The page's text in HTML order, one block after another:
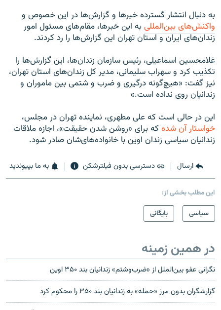
به دنبال انتشار گسترده خبر‌ها و گزارش‌ها در این خصوص و
واکنش‌های بین‌المللیبه این خبر‌ها، مقام‌های مسئول امور
زندان‌های ایران و استان تهران این گزارش‌ها را رد کردند.
غلامحسین اسماعیلی، رئیس سازمان زندان‌ها، این گزارش‌ها را
تکذیب کرد و سهراب سلیمانی، مدیر کل زندان‌های استان تهران،
نیز گفت: «هیچ‌گونه درگیری و ضرب و شتمی بین ماموران و
زندانیان روی نداده است.»
این در حالی است که علی مطهری، نماینده تهران در مجلس،
خواستار آن شده که برای «روشن شدن حقیقت»، اجازه ملاقات
زندانیان سیاسی زندان اوین با خانواده‌های‌شان صادر شود.
ارسال دسترسی بدون فیلترشکن به ما بپیوندید
این مطلب بخشی از:
سیاسی
بایگانی
در همین زمینه
نگرانی عفو بین‌الملل از «ضرب‌وشتم» زندانیان بند ۳۵۰ اوین
گزارشگران بدون مرز «حمله» به زندانیان بند ۳۵۰ را محکوم کرد